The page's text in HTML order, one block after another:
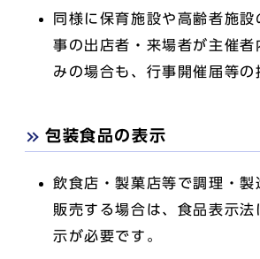
同様に保育施設や高齢者施
事の出店者・来場者が主催者
みの場合も、行事開催届等の
包装食品の表示
飲食店・製菓店等で調理・製
販売する場合は、食品表示法
示が必要です。